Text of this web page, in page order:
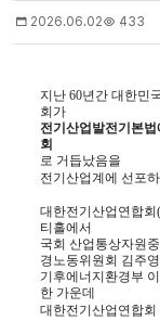
2026.06.02 433
지난 60년간 대한민
회가
전기산업발전기본
회
로 거듭났음을
전기산업계에 선포
대한전기산업연합
티홀에서
국회 산업통상자원
경노동위원회 김주
기후에너지환경부
한 가운데
대한전기산업연합